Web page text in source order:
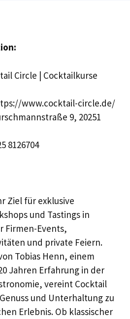
Circle | Cocktailkurse
www.cocktail-circle.de/
9, 20251
8126704
Ziel für exklusive
und Tastings in
Firmen-Events,
und private Feiern.
Tobias Henn, einem
Jahren Erfahrung in der
vereint Cocktail
und Unterhaltung zu
Erlebnis. Ob klassischer